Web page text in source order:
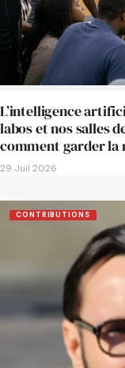
L’intelligence
labos et nos salles
comment garder la
29 Juil 2026
CONTRIBUTIONS